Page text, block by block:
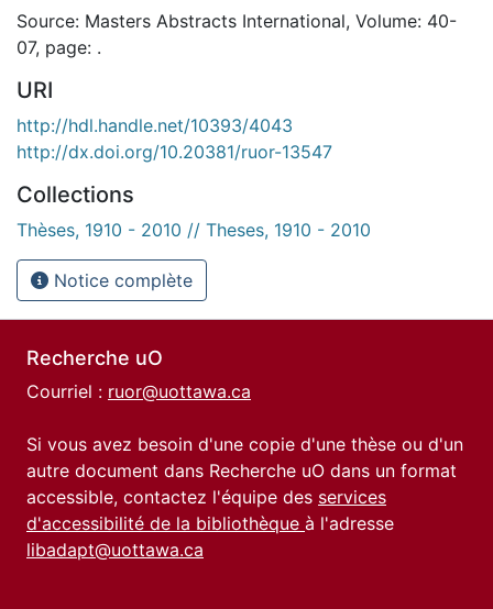
Source: Masters Abstracts International, Volume: 40-
07, page: .
URI
http://hdl.handle.net/10393/4043
http://dx.doi.org/10.20381/ruor-13547
Collections
Thèses, 1910 - 2010 // Theses, 1910 - 2010
Notice complète
Recherche uO
Courriel : ruor@uottawa.ca
Si vous avez besoin d'une copie d'une thèse ou d'un
autre document dans Recherche uO dans un format
accessible, contactez l'équipe des services
d'accessibilité de la bibliothèque à l'adresse
libadapt@uottawa.ca